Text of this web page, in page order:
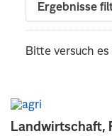
Landwirtschaft,
Ergebnisse
Bitte versuch